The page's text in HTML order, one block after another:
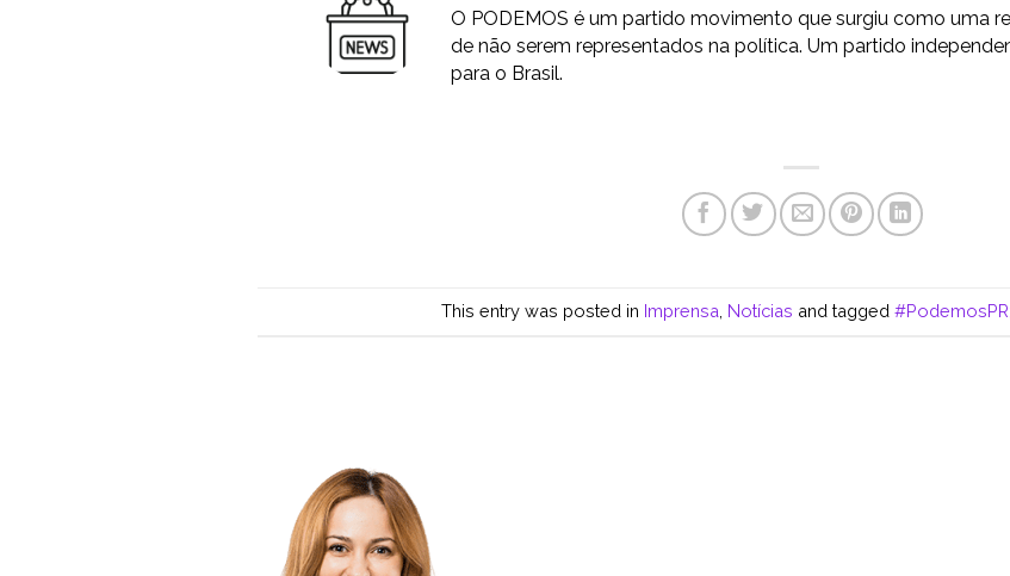
O PODEMOS é um partido movimento que surgiu como uma
de não serem representados na política. Um partido
para o Brasil.
This entry was posted in Imprensa Notícias and tagged